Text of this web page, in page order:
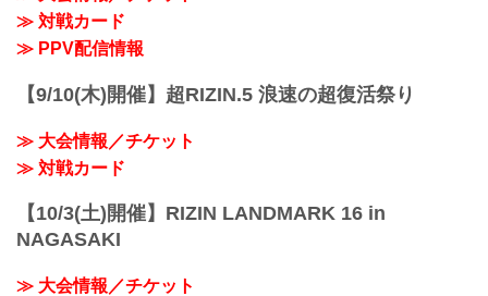
≫ 対戦カード
≫ PPV配信情報
【9/10(木)開催】超RIZIN.5 浪速の超復活祭り
≫ 大会情報／チケット
≫ 対戦カード
【10/3(土)開催】RIZIN LANDMARK 16 in
NAGASAKI
≫ 大会情報／チケット